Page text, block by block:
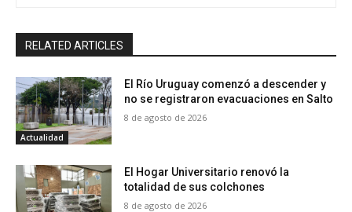
RELATED ARTICLES
Actualidad
El Río Uruguay comenzó a descender y
no se registraron evacuaciones en Salto
8 de agosto de 2026
El Hogar Universitario renovó la
totalidad de sus colchones
8 de agosto de 2026